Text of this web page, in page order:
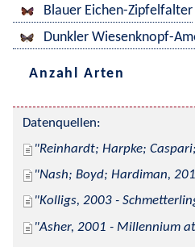
Blauer Eichen-Zipfelfalter
Dunkler Wiesenknopf-
Anzahl Arten
Datenquellen:
Reinhardt; Harpke;
Nash; Boyd; Hardiman,
Kolligs, 2003 -
Asher, 2001 - Millennium